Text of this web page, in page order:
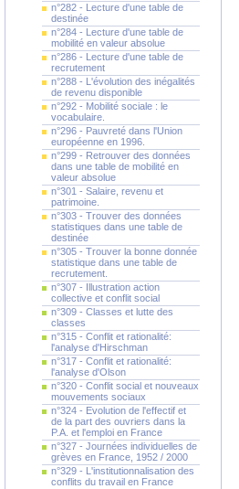
n°282 - Lecture d'une table de
destinée
n°284 - Lecture d'une table de
mobilité en valeur absolue
n°286 - Lecture d'une table de
recrutement
n°288 - L'évolution des inégalités
de revenu disponible
n°292 - Mobilité sociale : le
vocabulaire.
n°296 - Pauvreté dans l'Union
européenne en 1996.
n°299 - Retrouver des données
dans une table de mobilité en
valeur absolue
n°301 - Salaire, revenu et
patrimoine.
n°303 - Trouver des données
statistiques dans une table de
destinée
n°305 - Trouver la bonne donnée
statistique dans une table de
recrutement.
n°307 - Illustration action
collective et conflit social
n°309 - Classes et lutte des
classes
n°315 - Conflit et rationalité:
l'analyse d'Hirschman
n°317 - Conflit et rationalité:
l'analyse d'Olson
n°320 - Conflit social et nouveaux
mouvements sociaux
n°324 - Evolution de l'effectif et
de la part des ouvriers dans la
P.A. et l'emploi en France
n°327 - Journées individuelles de
grèves en France, 1952 / 2000
n°329 - L'institutionnalisation des
conflits du travail en France